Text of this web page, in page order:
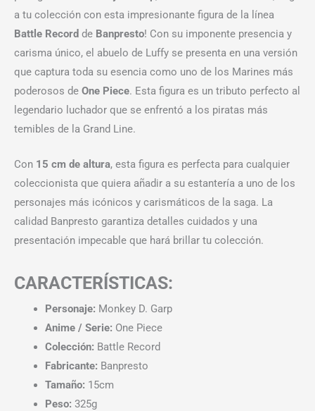
a tu colección con esta impresionante figura de la línea
Battle Record de Banpresto! Con su imponente presencia y
carisma único, el abuelo de Luffy se presenta en una versión
que captura toda su esencia como uno de los Marines más
poderosos de One Piece. Esta figura es un tributo perfecto al
legendario luchador que se enfrentó a los piratas más
temibles de la Grand Line.
Con 15 cm de altura, esta figura es perfecta para cualquier
coleccionista que quiera añadir a su estantería a uno de los
personajes más icónicos y carismáticos de la saga. La
calidad Banpresto garantiza detalles cuidados y una
presentación impecable que hará brillar tu colección.
CARACTERÍSTICAS:
Personaje: Monkey D. Garp
Anime / Serie: One Piece
Colección: Battle Record
Fabricante: Banpresto
Tamaño: 15cm
Peso: 325g